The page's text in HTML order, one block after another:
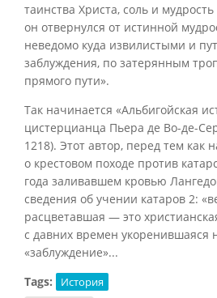
таинства Христа, соль и
он отвернулся от истинной
неведомо куда извилистыми и
заблуждения, по затерянным
прямого пути».
Так начинается «Альбигойская
цистерцианца Пьера де Во-де-
1218). Этот автор, перед тем как
о крестовом походе против
года заливавшем кровью
сведения об учении катаров 2: «
расцветавшая — это
с давних времен укоренившаяся
«заблуждение»...
Tags:
История